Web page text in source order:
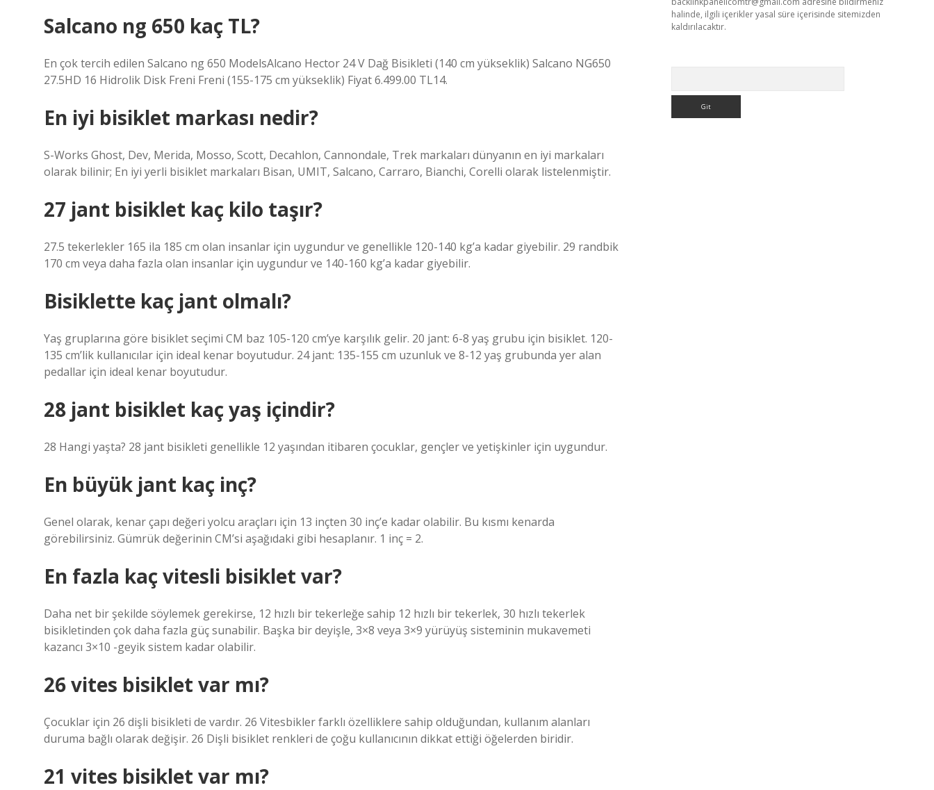
Salcano ng 650 kaç TL?
En çok tercih edilen Salcano ng 650 ModelsAlcano Hector 24 V Dağ Bisikleti (140 cm yükseklik) Salcano NG650
27.5HD 16 Hidrolik Disk Freni Freni (155-175 cm yükseklik) Fiyat 6.499.00 TL14.
En iyi bisiklet markası nedir?
S-Works Ghost, Dev, Merida, Mosso, Scott, Decahlon, Cannondale, Trek markaları dünyanın en iyi markaları
olarak bilinir; En iyi yerli bisiklet markaları Bisan, UMIT, Salcano, Carraro, Bianchi, Corelli olarak listelenmiştir.
27 jant bisiklet kaç kilo taşır?
27.5 tekerlekler 165 ila 185 cm olan insanlar için uygundur ve genellikle 120-140 kg’a kadar giyebilir. 29 randbik
170 cm veya daha fazla olan insanlar için uygundur ve 140-160 kg’a kadar giyebilir.
Bisiklette kaç jant olmalı?
Yaş gruplarına göre bisiklet seçimi CM baz 105-120 cm’ye karşılık gelir. 20 jant: 6-8 yaş grubu için bisiklet. 120-
135 cm’lik kullanıcılar için ideal kenar boyutudur. 24 jant: 135-155 cm uzunluk ve 8-12 yaş grubunda yer alan
pedallar için ideal kenar boyutudur.
28 jant bisiklet kaç yaş içindir?
28 Hangi yaşta? 28 jant bisikleti genellikle 12 yaşından itibaren çocuklar, gençler ve yetişkinler için uygundur.
En büyük jant kaç inç?
Genel olarak, kenar çapı değeri yolcu araçları için 13 inçten 30 inç’e kadar olabilir. Bu kısmı kenarda
görebilirsiniz. Gümrük değerinin CM’si aşağıdaki gibi hesaplanır. 1 inç = 2.
En fazla kaç vitesli bisiklet var?
Daha net bir şekilde söylemek gerekirse, 12 hızlı bir tekerleğe sahip 12 hızlı bir tekerlek, 30 hızlı tekerlek
bisikletinden çok daha fazla güç sunabilir. Başka bir deyişle, 3×8 veya 3×9 yürüyüş sisteminin mukavemeti
kazancı 3×10 -geyik sistem kadar olabilir.
26 vites bisiklet var mı?
Çocuklar için 26 dişli bisikleti de vardır. 26 Vitesbikler farklı özelliklere sahip olduğundan, kullanım alanları
duruma bağlı olarak değişir. 26 Dişli bisiklet renkleri de çoğu kullanıcının dikkat ettiği öğelerden biridir.
21 vites bisiklet var mı?
halinde, ilgili içerikler yasal süre içerisinde sitemizden
kaldırılacaktır.